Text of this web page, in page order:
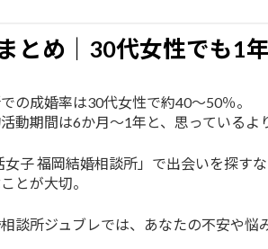
まとめ｜30代女性でも1
の成婚率は30代女性で約40〜50％。
動期間は6か月〜1年と、思っているよ
女子 福岡結婚相談所」で出会いを探すな
とが大切。
談所ジュブレでは、あなたの不安や悩